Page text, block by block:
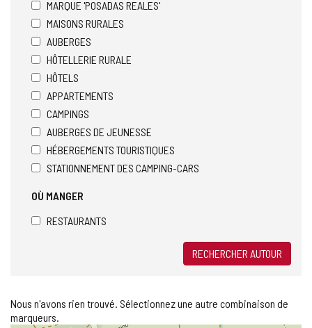
MARQUE 'POSADAS REALES'
MAISONS RURALES
AUBERGES
HÔTELLERIE RURALE
HÔTELS
APPARTEMENTS
CAMPINGS
AUBERGES DE JEUNESSE
HÉBERGEMENTS TOURISTIQUES
STATIONNEMENT DES CAMPING-CARS
OÙ MANGER
RESTAURANTS
RECHERCHER AUTOUR
Nous n'avons rien trouvé. Sélectionnez une autre combinaison de
marqueurs.